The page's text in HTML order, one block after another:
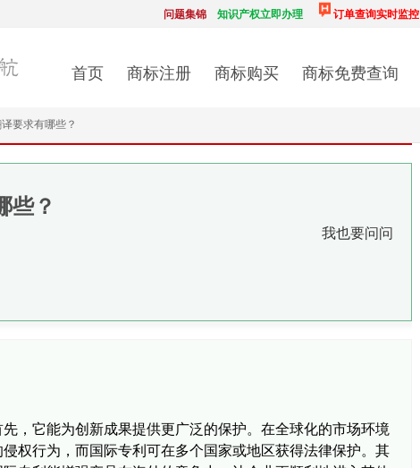
问题集锦 知识产权立即办理 订单查询实时监控
商标免费查询
商标购买
商标注册
首页
要求有哪些？
些？
我也要问问
，它能为创新成果提供更广泛的保护。在全球化的市场环境
权行为，而国际专利可在多个国家或地区获得法律保护。其